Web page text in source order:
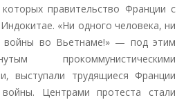
правительство Франции с
«Ни одного человека, ни
войны во Вьетнаме!» — под этим
прокоммунистическими
выступали трудящиеся Франции
Центрами протеста стали